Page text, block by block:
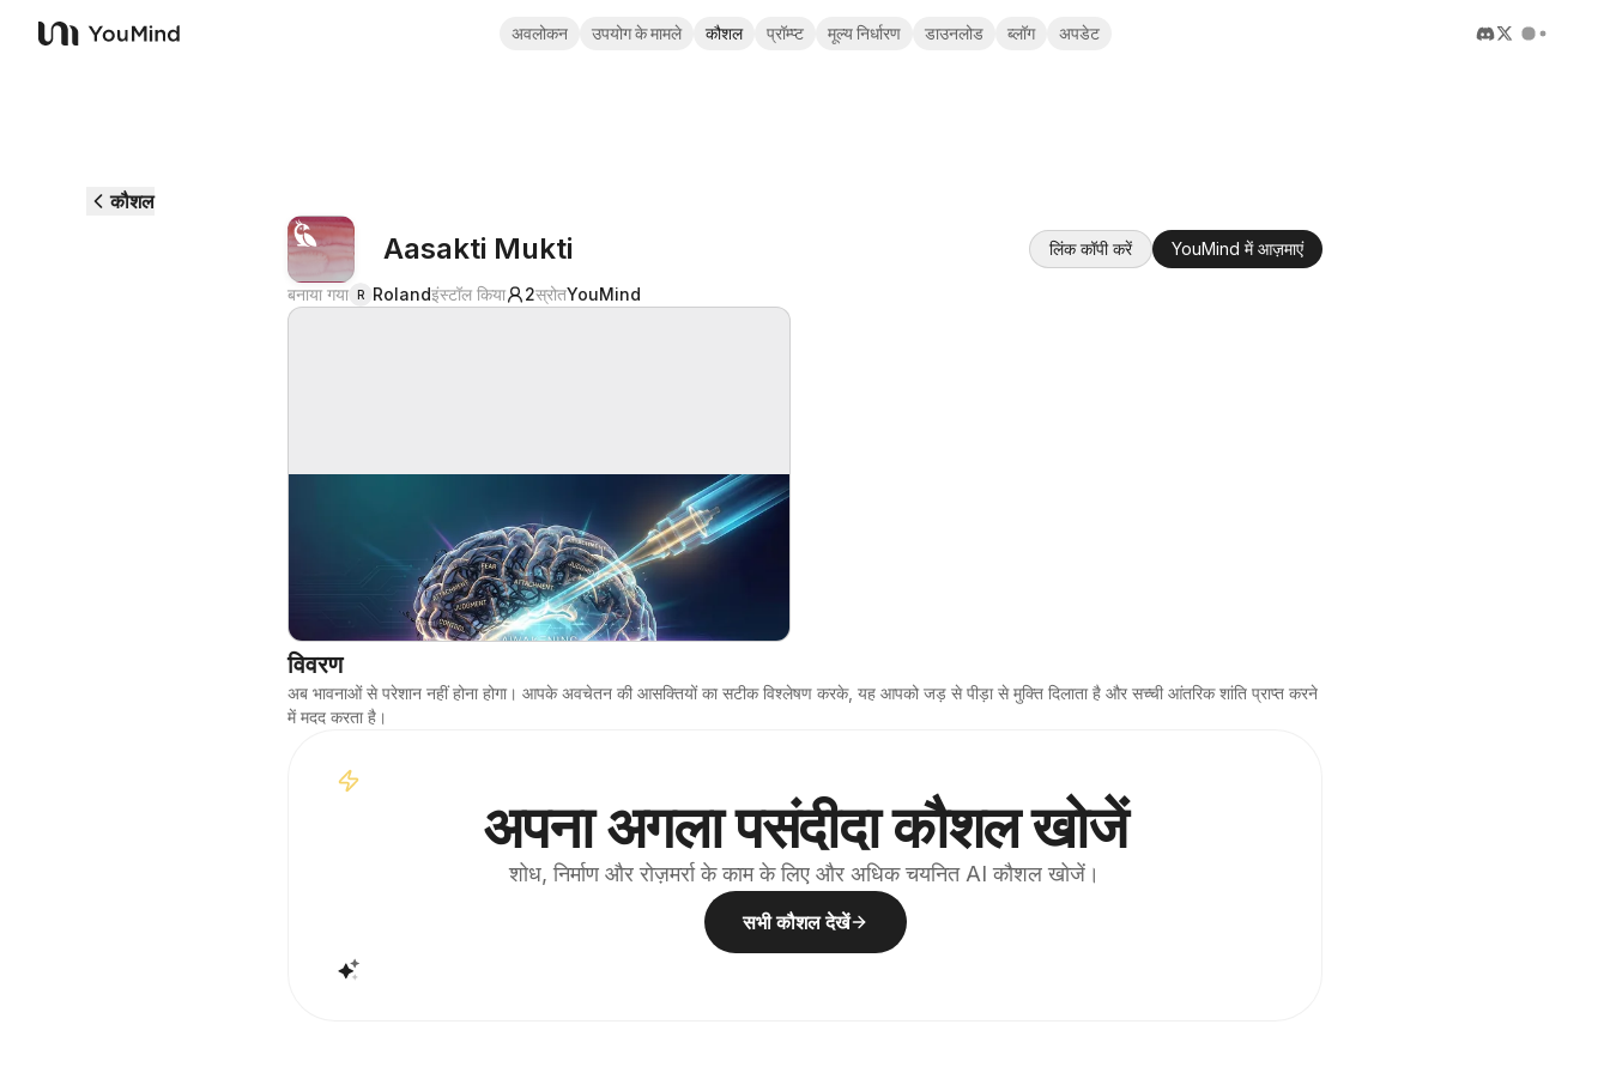
YouMind
अवलोकन उपयोग के मामले कौशल प्रॉम्प्ट मूल्य निर्धारण डाउनलोड ब्लॉग अपडेट
कौशल
Aasakti Mukti लिंक कॉपी करें YouMind में आज़माएं
बनाया गया R Rolandइंस्टॉल किया 2स्रोतYouMind
विवरण
अब भावनाओं से परेशान नहीं होना होगा। आपके अवचेतन की आसक्तियों का सटीक विश्लेषण करके, यह आपको जड़ से पीड़ा से मुक्ति दिलाता है और सच्ची आंतरिक शांति प्राप्त करने
में मदद करता है।
अपना अगला पसंदीदा कौशल खोजें
शोध, निर्माण और रोज़मर्रा के काम के लिए और अधिक चयनित AI कौशल खोजें।
सभी कौशल देखें